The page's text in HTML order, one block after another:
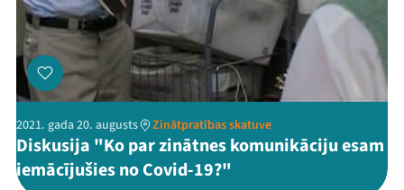
Festivāls
Programma
Arhīvs
Viņi bija LAMPĀ 2026
Jaunumi
2021. gada 20. augusts Zinātpratības skatuve
Diskusija "Ko par zinātnes komunikāciju esam
iemācījušies no Covid-19?"